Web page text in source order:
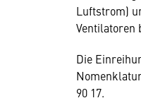
Luftstrom)
Ventilatoren
Die
90 17.